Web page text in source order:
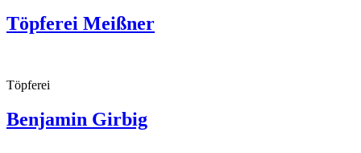
Töpferei Meißner
Töpferei
Benjamin Girbig